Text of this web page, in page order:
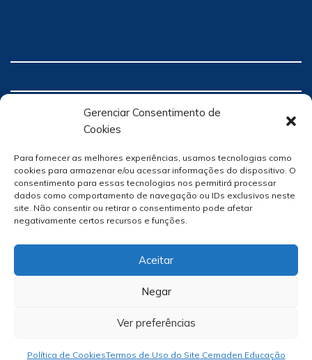
Gerenciar Consentimento de
Cookies
Para fornecer as melhores experiências, usamos tecnologias como
cookies para armazenar e/ou acessar informações do dispositivo. O
consentimento para essas tecnologias nos permitirá processar
dados como comportamento de navegação ou IDs exclusivos neste
site. Não consentir ou retirar o consentimento pode afetar
negativamente certos recursos e funções.
Aceitar
Negar
Ver preferências
Política de CookiesTermos de Uso do Site Cemaden Educação